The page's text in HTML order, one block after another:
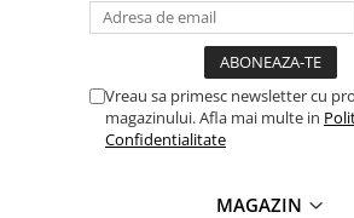
Vreau sa primesc newsletter cu
magazinului. Afla mai multe in
Confidentialitate
MAGAZIN